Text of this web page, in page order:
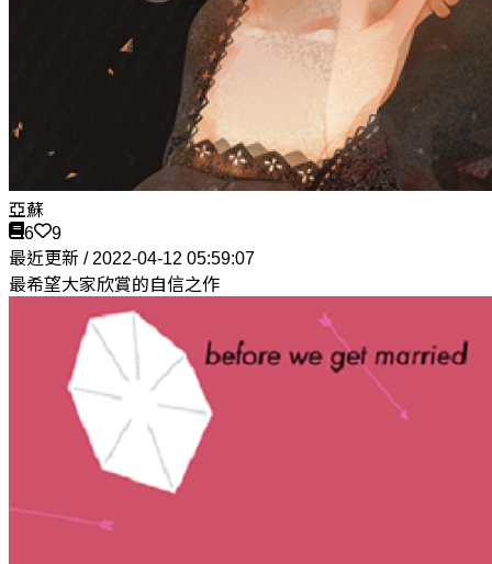
亞蘇
6
9
最近更新 / 2022-04-12 05:59:07
最希望大家欣賞的自信之作